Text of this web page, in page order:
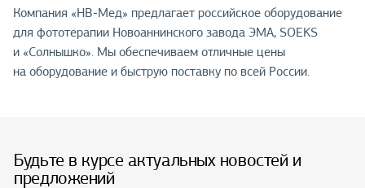
Компания «НВ-Мед» предлагает российское оборудование
для фототерапии Новоаннинского завода ЭМА, SOEKS
и «Солнышко». Мы обеспечиваем отличные цены
на оборудование и быструю поставку по всей России.
Будьте в курсе актуальных новостей и
предложений